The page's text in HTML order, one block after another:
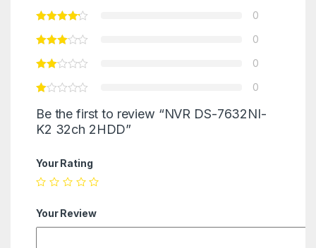
0
0
0
0
Be the first to review “NVR DS-7632NI-
K2 32ch 2HDD”
Your Rating
Your Review